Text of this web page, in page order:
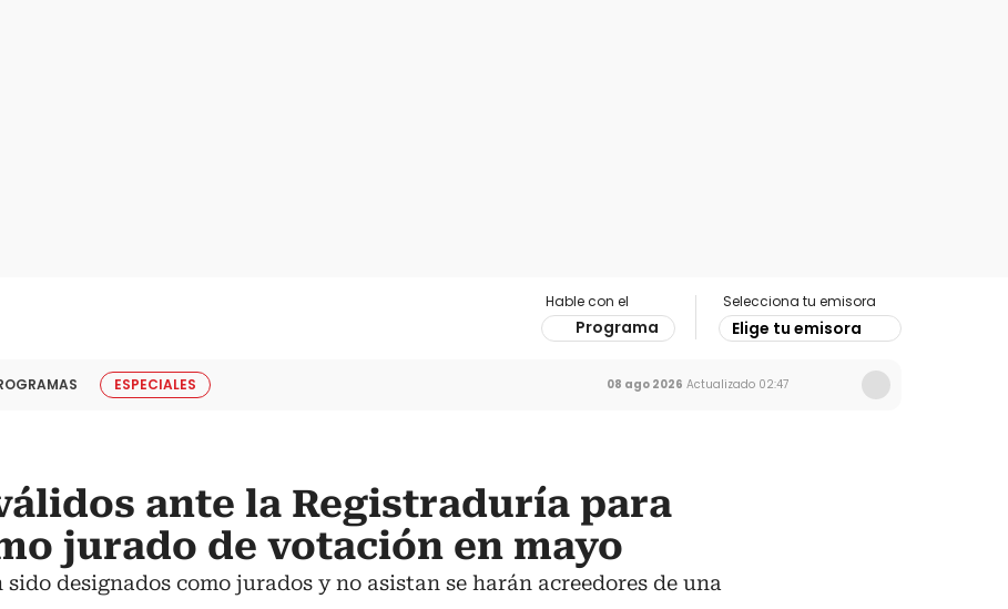
Hable con el
Programa
Selecciona tu emisora
Elige tu emisora
ESPECIALES 08 ago 2026 Actualizado 02:47
ante la Registraduría para
jurado de votación en mayo
designados como jurados y no asistan se harán acreedores de una